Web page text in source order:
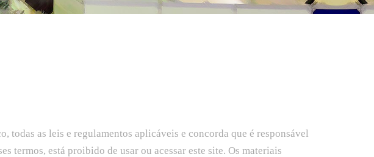
todas as leis e regulamentos aplicáveis e concorda que é responsável
termos, está proibido de usar ou acessar este site. Os materiais